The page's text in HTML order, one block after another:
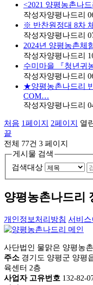
<2021 양평농촌나
작성자양평나드리
※ 반찬원정대 8차
작성자양평나드리
2024년 양평농촌체
작성자양평나드리
수미마을 『청년귀
작성자양평나드리
★양평농촌나드리
COM…
작성자양평나드리
처음 1페이지 2페이지 열
끝
전체 77건 3 페이지
게시물 검색
검색대상
양평농촌나드리
개인정보처리방침 서비
사단법인 물맑은 양평농
주소 경기도 양평군 양평
육센터 2층
사업자 고유번호 132-82-